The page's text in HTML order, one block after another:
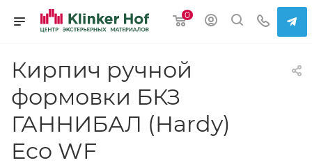
0
Кирпич ручной
формовки БКЗ
ГАННИБАЛ (Hardy)
Eco WF